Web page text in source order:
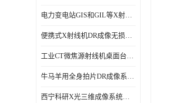
电力变电站GIS和GIL等X射线探伤检测系统
便携式X射线机DR成像无损探伤检测系统
工业CT微焦源射线机桌面台式CT实验动物三维X光成像系统微型CT
牛马羊用全身拍片DR成像系统动物园兽医站数字化X光机悬吊牛用DR
西宁科研X光三维成像系统定制